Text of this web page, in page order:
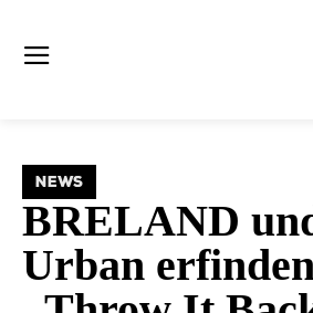
NEWS
BRELAND
Urban